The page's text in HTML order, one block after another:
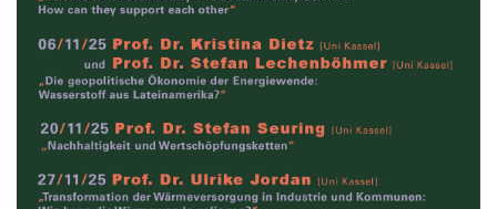
Witzenhausen und der Kolonialismus